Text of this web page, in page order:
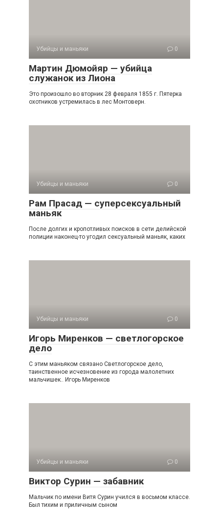
Убийцы и маньяки 0
Мартин Дюмойяр — убийца
служанок из Лиона
Это произошло во вторник 28 февраля 1855 г. Пятерка
охотников устремилась в лес Монтоверн.
Убийцы и маньяки 0
Рам Прасад — суперсексуальный
маньяк
После долгих и кропотливых поисков в сети делийской
полиции наконец-то угодил сексуальный маньяк, каких
Убийцы и маньяки 0
Игорь Миренков — светлогорское
дело
С этим маньяком связано Светлогорское дело,
таинственное исчезновение из города малолетних
мальчишек.. Игорь Миренков
Убийцы и маньяки 0
Виктор Сурин — забавник
Мальчик по имени Витя Сурин учился в восьмом классе.
Был тихим и приличным сыном